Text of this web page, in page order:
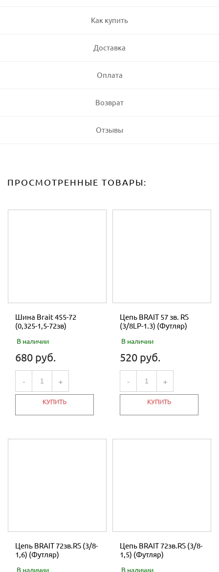
Как купить
Доставка
Оплата
Возврат
Отзывы
ПРОСМОТРЕННЫЕ ТОВАРЫ:
Шина Brait 455-72
(0,325-1,5-72зв)
В наличии
680 руб.
- +
КУПИТЬ
Цепь BRAIT 57 зв. RS
(3/8LP-1.3) (Футляр)
В наличии
520 руб.
- +
КУПИТЬ
Цепь BRAIT 72зв.RS (3/8-
1,6) (Футляр)
В наличии
Цепь BRAIT 72зв.RS (3/8-
1,5) (Футляр)
В наличии